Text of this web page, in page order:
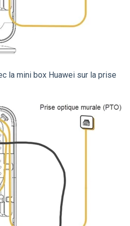
la mini box Huawei sur la prise